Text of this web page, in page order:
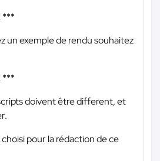
***
un exemple de rendu souhaitez
***
doivent être different, et
pour la rédaction de ce